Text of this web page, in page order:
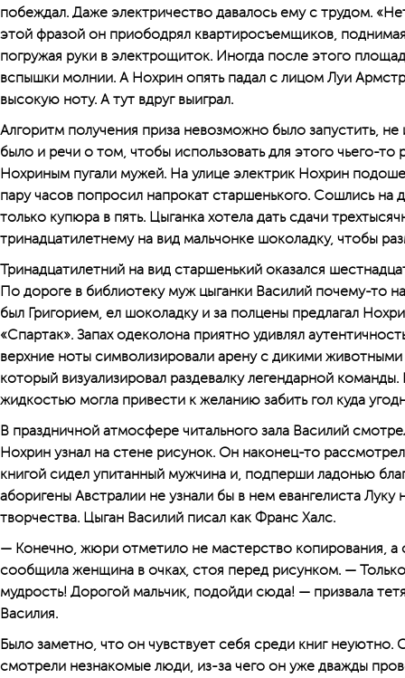
побеждал. Даже электричество давалось ему с трудом.
этой фразой он приободрял квартиросъемщиков,
погружая руки в электрощиток. Иногда после этого
вспышки молнии. А Нохрин опять падал с лицом Луи
высокую ноту. А тут вдруг выиграл.
Алгоритм получения приза невозможно было запустить,
было и речи о том, чтобы использовать для этого чьего-
Нохриным пугали мужей. На улице электрик Нохрин
пару часов попросил напрокат старшенького. Сошлись на
только купюра в пять. Цыганка хотела дать сдачи
тринадцатилетнему на вид мальчонке шоколадку, чтобы
Тринадцатилетний на вид старшенький оказался
По дороге в библиотеку муж цыганки Василий почему-то
был Григорием, ел шоколадку и за полцены предлагал
«Спартак». Запах одеколона приятно удивлял
верхние ноты символизировали арену с дикими
который визуализировал раздевалку легендарной
жидкостью могла привести к желанию забить гол куда
В праздничной атмосфере читального зала Василий
Нохрин узнал на стене рисунок. Он наконец-то
книгой сидел упитанный мужчина и, подперши ладонью
аборигены Австралии не узнали бы в нем евангелиста Луку
творчества. Цыган Василий писал как Франс Халс.
— Конечно, жюри отметило не мастерство копирования, а
сообщила женщина в очках, стоя перед рисунком. —
мудрость! Дорогой мальчик, подойди сюда! — призвала
Василия.
Было заметно, что он чувствует себя среди книг неуютно.
смотрели незнакомые люди, из-за чего он уже дважды